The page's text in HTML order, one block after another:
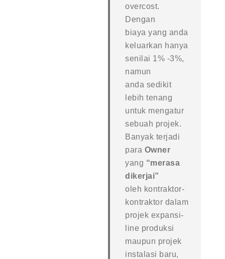
overcost.
Dengan
biaya yang anda
keluarkan hanya
senilai 1% -3%,
namun
anda sedikit
lebih tenang
untuk mengatur
sebuah projek.
Banyak terjadi
para Owner
yang “merasa
dikerjai”
oleh kontraktor-
kontraktor dalam
projek expansi-
line produksi
maupun projek
instalasi baru,